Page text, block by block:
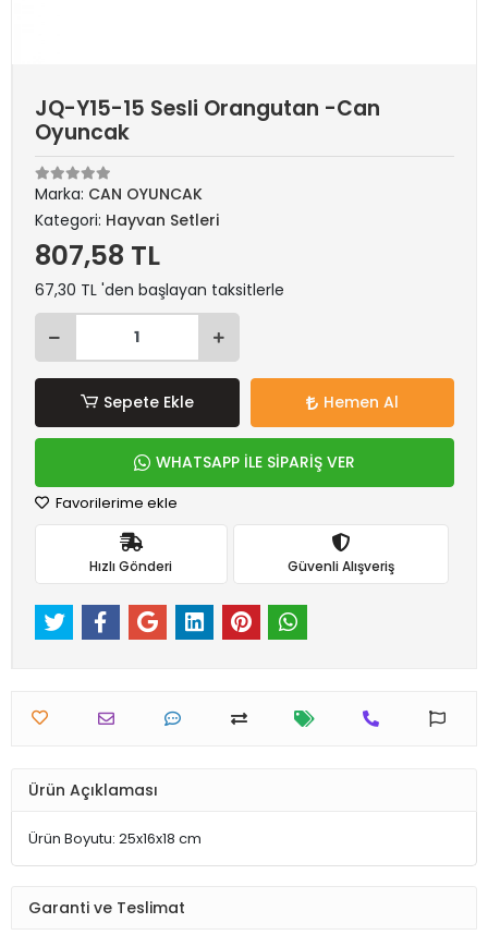
JQ-Y15-15 Sesli Orangutan -Can
Oyuncak
Marka: CAN OYUNCAK
Kategori: Hayvan Setleri
807,58 TL
67,30 TL 'den başlayan taksitlerle
Sepete Ekle Hemen Al
WHATSAPP İLE SİPARİŞ VER
Favorilerime ekle
Hızlı Gönderi Güvenli Alışveriş
Ürün Açıklaması
Ürün Boyutu: 25x16x18 cm
Garanti ve Teslimat